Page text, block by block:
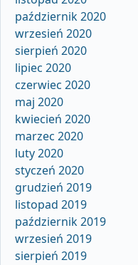
październik 2020
wrzesień 2020
sierpień 2020
lipiec 2020
czerwiec 2020
maj 2020
kwiecień 2020
marzec 2020
luty 2020
styczeń 2020
grudzień 2019
listopad 2019
październik 2019
wrzesień 2019
sierpień 2019